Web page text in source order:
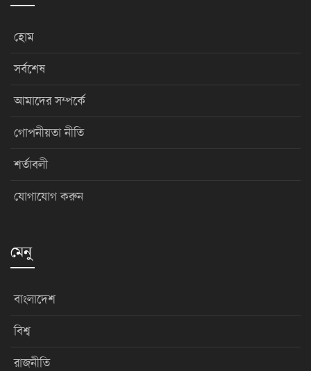
হোম
সর্বশেষ
আমাদের সম্পর্কে
গোপনীয়তা নীতি
শর্তাবলী
যোগাযোগ করুন
মেনু
বাংলাদেশ
বিশ্ব
রাজনীতি